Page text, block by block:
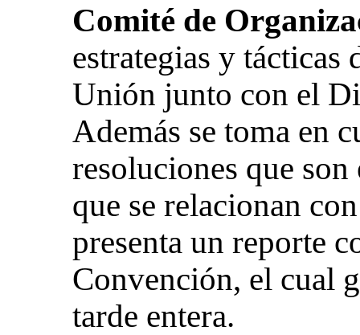
Comité de
estrategias y tácticas
Unión junto con el
Además se toma en
resoluciones que
que se relacionan
presenta un reporte
Convención, el cual
tarde entera.